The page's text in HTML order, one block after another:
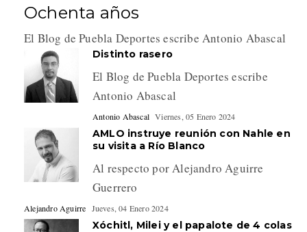
Ochenta años
El Blog de Puebla Deportes escribe Antonio Abascal
Distinto rasero
El Blog de Puebla Deportes escribe
Antonio Abascal
Antonio Abascal Viernes, 05 Enero 2024
AMLO instruye reunión con Nahle en
su visita a Río Blanco
Al respecto por Alejandro Aguirre
Guerrero
Alejandro Aguirre Jueves, 04 Enero 2024
Xóchitl, Milei y el papalote de 4 colas